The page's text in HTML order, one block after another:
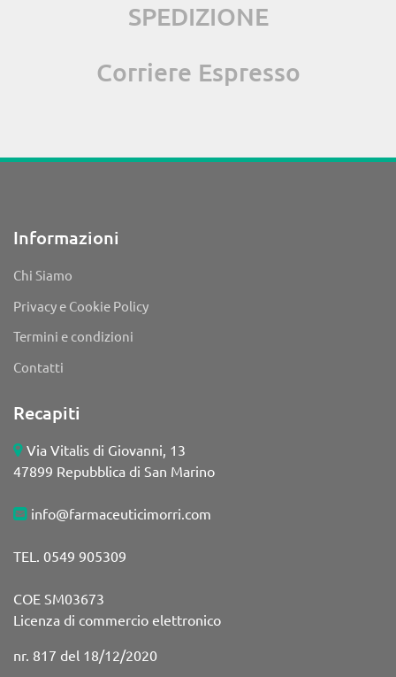
SPEDIZIONE
Corriere Espresso
Informazioni
Chi Siamo
Privacy e Cookie Policy
Termini e condizioni
Contatti
Recapiti
Via Vitalis di Giovanni, 13
47899 Repubblica di San Marino
info@farmaceuticimorri.com
TEL. 0549 905309
COE SM03673
Licenza di commercio elettronico
nr. 817 del 18/12/2020